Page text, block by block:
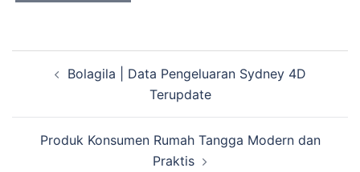
TulisanBolagila | Data Pengeluaran Sydney 4D
Terupdate
Produk Konsumen Rumah Tangga Modern dan
Praktis